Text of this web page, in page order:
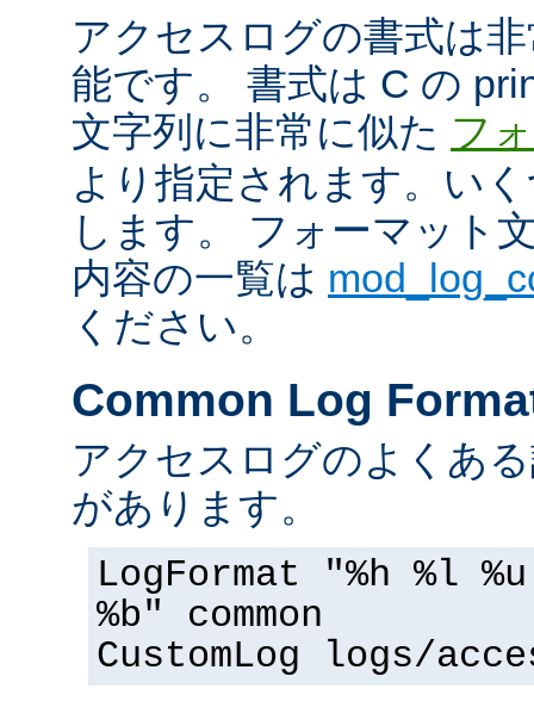
アクセスログの書式は
能です。 書式は C の
文字列に非常に似た フ
より指定されます。い
します。 フォーマット
内容の一覧は
ください。
Common Log
アクセスログのよくあ
があります。
LogFormat "%h %l
%b" common
CustomLog logs/